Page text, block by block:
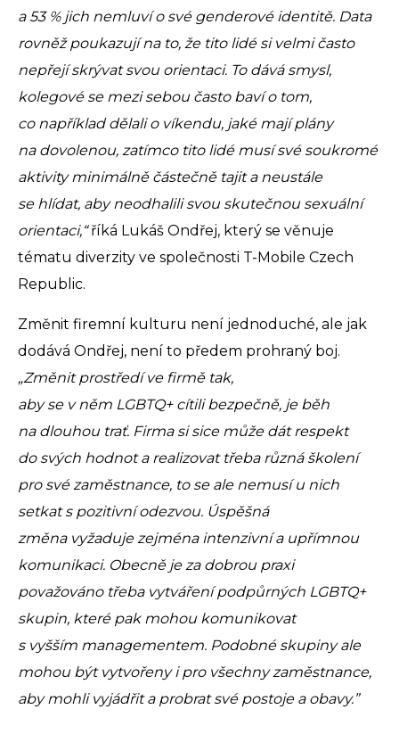
a 53 % jich nemluví o své genderové identitě. Data
rovněž poukazují na to, že tito lidé si velmi často
nepřejí skrývat svou orientaci. To dává smysl,
kolegové se mezi sebou často baví o tom,
co například dělali o víkendu, jaké mají plány
na dovolenou, zatímco tito lidé musí své soukromé
aktivity minimálně částečně tajit a neustále
se hlídat, aby neodhalili svou skutečnou sexuální
orientaci,“říká Lukáš Ondřej, který se věnuje
tématu diverzity ve společnosti T-Mobile Czech
Republic.
Změnit firemní kulturu není jednoduché, ale jak
dodává Ondřej, není to předem prohraný boj.
„Změnit prostředí ve firmě tak,
aby se v něm LGBTQ+ cítili bezpečně, je běh
na dlouhou trať. Firma si sice může dát respekt
do svých hodnot a realizovat třeba různá školení
pro své zaměstnance, to se ale nemusí u nich
setkat s pozitivní odezvou. Úspěšná
změna vyžaduje zejména intenzivní a upřímnou
komunikaci. Obecně je za dobrou praxi
považováno třeba vytváření podpůrných LGBTQ+
skupin, které pak mohou komunikovat
s vyšším managementem. Podobné skupiny ale
mohou být vytvořeny i pro všechny zaměstnance,
aby mohli vyjádřit a probrat své postoje a obavy.”